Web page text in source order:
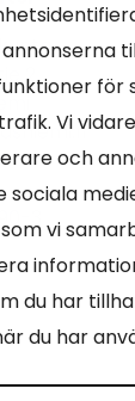
för
Vi
och
sociala
vi
du har
du har
2
3